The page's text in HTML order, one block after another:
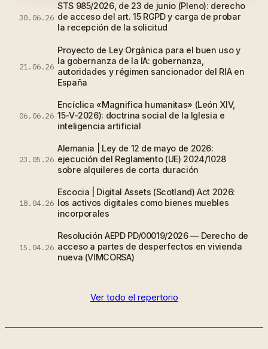
30.06.26
STS 985/2026, de 23 de junio (Pleno): derecho
de acceso del art. 15 RGPD y carga de probar
la recepción de la solicitud
21.06.26
Proyecto de Ley Orgánica para el buen uso y
la gobernanza de la IA: gobernanza,
autoridades y régimen sancionador del RIA en
España
06.06.26
Encíclica «Magnifica humanitas» (León XIV,
15-V-2026): doctrina social de la Iglesia e
inteligencia artificial
23.05.26
Alemania | Ley de 12 de mayo de 2026:
ejecución del Reglamento (UE) 2024/1028
sobre alquileres de corta duración
18.04.26
Escocia | Digital Assets (Scotland) Act 2026:
los activos digitales como bienes muebles
incorporales
15.04.26
Resolución AEPD PD/00019/2026 — Derecho de
acceso a partes de desperfectos en vivienda
nueva (VIMCORSA)
Ver todo el repertorio